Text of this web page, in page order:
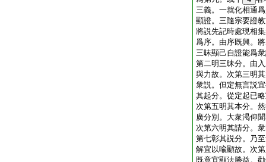
三義。一就化相通
顯證。三隨宗要證
將説先記時處現相
爲序。由序既興。
三昧顯己自證能爲
第二明三昧分。由
與力故。次第三明
衆説。但定無言説
其起分。從定起已
次第五明其本分。
廣分別。大衆渇仰
次第六明其請分。
第七彰其説分。乃
解宜以喩顯故。次
既竟宜顯法勝益。